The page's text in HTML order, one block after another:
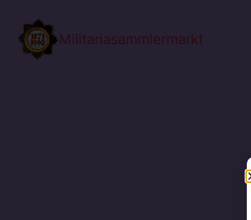
Militariasammlermarkt